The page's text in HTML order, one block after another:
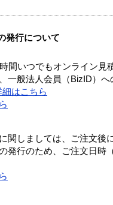
発行について
間いつでもオンライン見
般法人会員（BizID）へ
はこちら
関しましては、ご注文後
発行のため、ご注文日